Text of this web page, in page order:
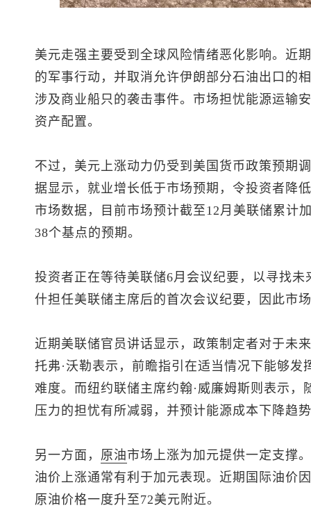
美元走强主要受到全球风险情绪恶化影响。近
的军事行动，并取消允许伊朗部分石油出口的
涉及商业船只的袭击事件。市场担忧能源运输
资产配置。
不过，美元上涨动力仍受到美国货币政策预期
据显示，就业增长低于市场预期，令投资者降
市场数据，目前市场预计截至12月美联储累计
38个基点的预期。
投资者正在等待美联储6月会议纪要，以寻找
什担任美联储主席后的首次会议纪要，因此市
近期美联储官员讲话显示，政策制定者对于未
托弗·沃勒表示，前瞻指引在适当情况下能够
难度。而纽约联储主席约翰·威廉姆斯则表示
压力的担忧有所减弱，并预计能源成本下降趋
另一方面， 原油市场上涨为加元提供一定支撑
油价上涨通常有利于加元表现。近期国际油价
原油价格一度升至72美元附近。